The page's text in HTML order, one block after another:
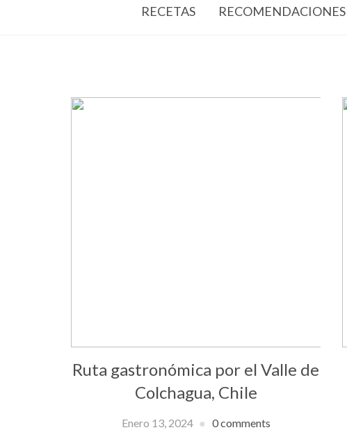
RECETAS RECOMENDACIONES
Ruta gastronómica por el Valle de
Colchagua, Chile
Enero 13, 2024 0 comments